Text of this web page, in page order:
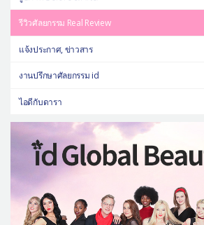
รีวิวศัลยกรรม Real Review
แจ้งประกาศ, ข่าวสาร
งานปรึกษาศัลยกรรม id
ไอดีกับดารา